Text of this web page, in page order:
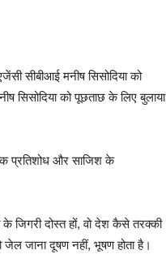
सीबीआई मनीष सिसोदिया को
सिसोदिया को पूछताछ के लिए बुलाया
प्रतिशोध और साजिश के
जिगरी दोस्त हों, वो देश कैसे तरक्की
जाना दूषण नहीं, भूषण होता है।